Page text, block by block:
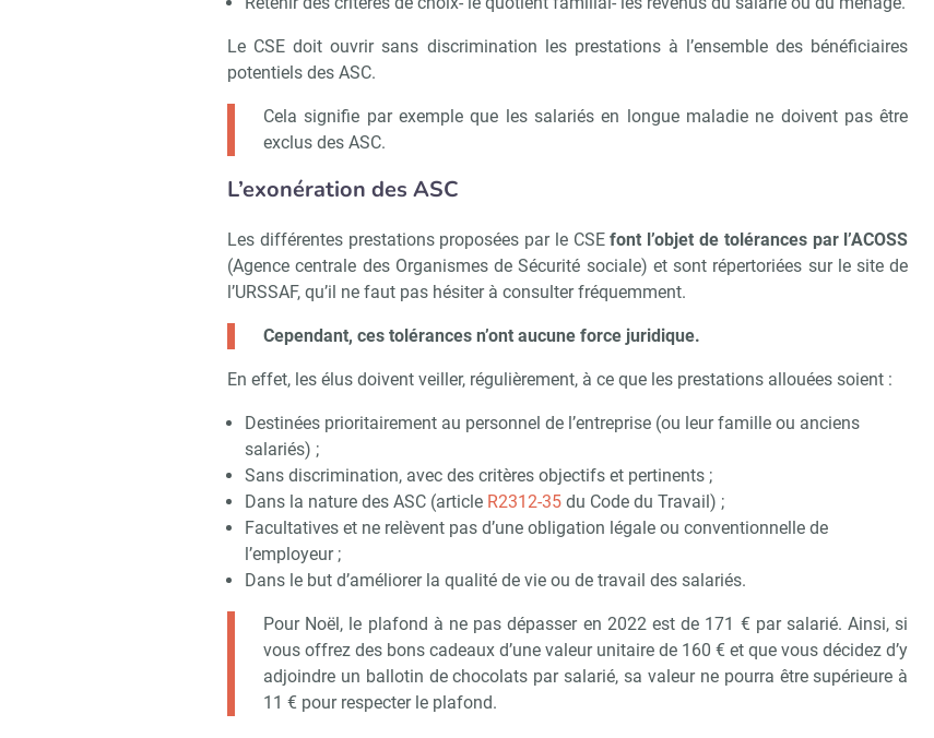
Le CSE doit ouvrir sans discrimination les prestations à l’ensemble des bénéficiaires
potentiels des ASC.
Cela signifie par exemple que les salariés en longue maladie ne doivent pas être
exclus des ASC.
L’exonération des ASC
Les différentes prestations proposées par le CSEfont l’objet de tolérances par l’ACOSS
(Agence centrale des Organismes de Sécurité sociale) et sont répertoriées sur le site de
l’URSSAF, qu’il ne faut pas hésiter à consulter fréquemment.
Cependant, ces tolérances n’ont aucune force juridique.
En effet, les élus doivent veiller, régulièrement, à ce que les prestations allouées soient :
Destinées prioritairement au personnel de l’entreprise (ou leur famille ou anciens
salariés) ;
Sans discrimination, avec des critères objectifs et pertinents ;
Dans la nature des ASC (article R2312-35du Code du Travail) ;
Facultatives et ne relèvent pas d’une obligation légale ou conventionnelle de
l’employeur ;
Dans le but d’améliorer la qualité de vie ou de travail des salariés.
Pour Noël, le plafond à ne pas dépasser en 2022 est de 171 € par salarié. Ainsi, si
vous offrez des bons cadeaux d’une valeur unitaire de 160 € et que vous décidez d’y
adjoindre un ballotin de chocolats par salarié, sa valeur ne pourra être supérieure à
11 € pour respecter le plafond.
Recevoir CSE Matin
Non merci, je reçois déjà ! Je déciderai plus tard